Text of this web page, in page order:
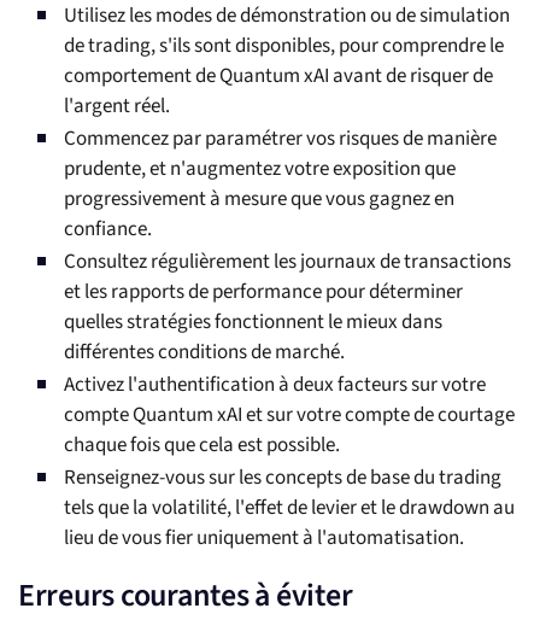
Utilisez les modes de démonstration ou de simulation
de trading, s'ils sont disponibles, pour comprendre le
comportement de Quantum xAI avant de risquer de
l'argent réel.
Commencez par paramétrer vos risques de manière
prudente, et n'augmentez votre exposition que
progressivement à mesure que vous gagnez en
confiance.
Consultez régulièrement les journaux de transactions
et les rapports de performance pour déterminer
quelles stratégies fonctionnent le mieux dans
différentes conditions de marché.
Activez l'authentification à deux facteurs sur votre
compte Quantum xAI et sur votre compte de courtage
chaque fois que cela est possible.
Renseignez-vous sur les concepts de base du trading
tels que la volatilité, l'effet de levier et le drawdown au
lieu de vous fier uniquement à l'automatisation.
Erreurs courantes à éviter